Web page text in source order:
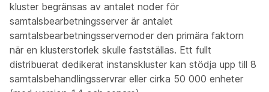
kluster begränsas av antalet noder för
samtalsbearbetningsserver är antalet
samtalsbearbetningsservernoder den primära faktorn
när en klusterstorlek skulle fastställas. Ett fullt
distribuerat dedikerat instanskluster kan stödja upp till 8
samtalsbehandlingsservrar eller cirka 50 000 enheter